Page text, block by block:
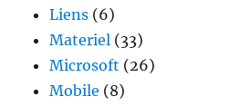
Liens (6)
Materiel (33)
Microsoft (26)
Mobile (8)